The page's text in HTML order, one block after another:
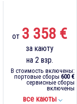
от 3 358 €
за каюту
на 2 взр.
В стоимость включены:
портовые сборы 600 €
сервисные сборы
включены
все каюты